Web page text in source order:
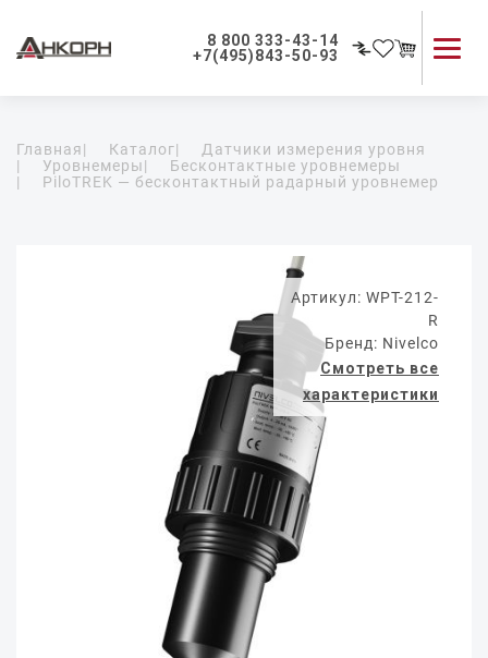
8 800 333-43-14
+7(495)843-50-93
Применение приборов
Как мы работаем
Главная| Каталог|
Датчики измерения уровня
|
Уровнемеры|
Бесконтактные уровнемеры
|
PiloTREK — бесконтактный радарный уровнемер
Артикул: WPT-212-
R
Бренд: Nivelco
Смотреть все
характеристики